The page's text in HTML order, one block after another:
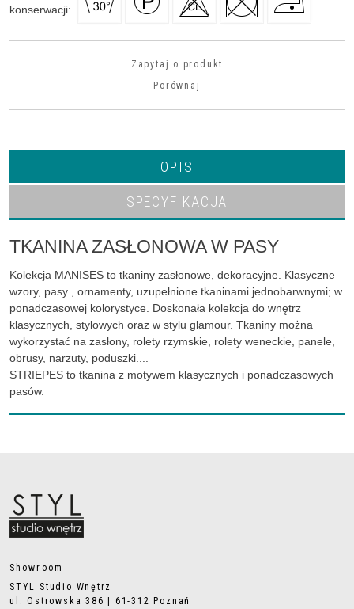
konserwacji:
Zapytaj o produkt
Porównaj
OPIS
SPECYFIKACJA
TKANINA ZASŁONOWA W PASY
Kolekcja MANISES to tkaniny zasłonowe, dekoracyjne. Klasyczne
wzory, pasy , ornamenty, uzupełnione tkaninami jednobarwnymi; w
ponadczasowej kolorystyce. Doskonała kolekcja do wnętrz
klasycznych, stylowych oraz w stylu glamour. Tkaniny można
wykorzystać na zasłony, rolety rzymskie, rolety weneckie, panele,
obrusy, narzuty, poduszki....
STRIEPES to tkanina z motywem klasycznych i ponadczasowych
pasów.
Showroom
STYL Studio Wnętrz
ul. Ostrowska 386 | 61-312 Poznań